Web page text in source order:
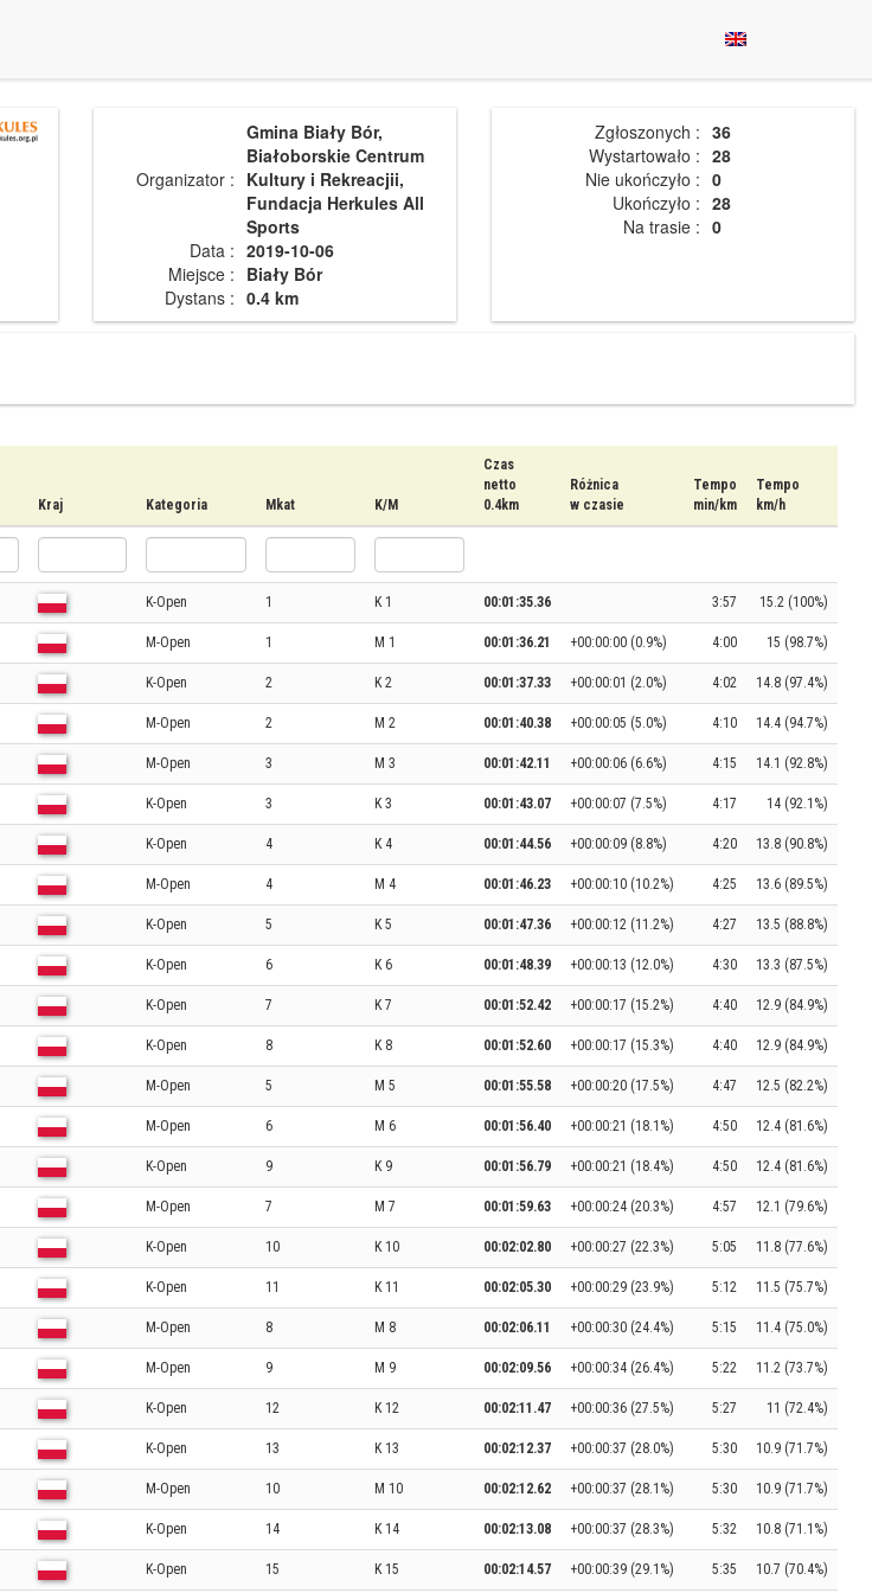
Organizator :
Gmina Biały Bór,
Białoborskie Centrum
Kultury i Rekreacjii,
Fundacja Herkules All
Sports
Data : 2019-10-06
Miejsce : Biały Bór
Dystans : 0.4 km
Zgłoszonych : 36
Wystartowało : 28
Nie ukończyło : 0
Ukończyło : 28
Na trasie : 0
Kraj Kategoria Mkat K/M
Czas
netto
0.4km
Różnica
w czasie
Tempo
min/km
Tempo
km/h
K-Open 1 K 1 00:01:35.36 3:57 15.2 (100%)
M-Open 1 M 1 00:01:36.21 +00:00:00 (0.9%) 4:00 15 (98.7%)
K-Open 2 K 2 00:01:37.33 +00:00:01 (2.0%) 4:02 14.8 (97.4%)
M-Open 2 M 2 00:01:40.38 +00:00:05 (5.0%) 4:10 14.4 (94.7%)
M-Open 3 M 3 00:01:42.11 +00:00:06 (6.6%) 4:15 14.1 (92.8%)
K-Open 3 K 3 00:01:43.07 +00:00:07 (7.5%) 4:17 14 (92.1%)
K-Open 4 K 4 00:01:44.56 +00:00:09 (8.8%) 4:20 13.8 (90.8%)
M-Open 4 M 4 00:01:46.23 +00:00:10 (10.2%) 4:25 13.6 (89.5%)
K-Open 5 K 5 00:01:47.36 +00:00:12 (11.2%) 4:27 13.5 (88.8%)
K-Open 6 K 6 00:01:48.39 +00:00:13 (12.0%) 4:30 13.3 (87.5%)
K-Open 7 K 7 00:01:52.42 +00:00:17 (15.2%) 4:40 12.9 (84.9%)
K-Open 8 K 8 00:01:52.60 +00:00:17 (15.3%) 4:40 12.9 (84.9%)
M-Open 5 M 5 00:01:55.58 +00:00:20 (17.5%) 4:47 12.5 (82.2%)
M-Open 6 M 6 00:01:56.40 +00:00:21 (18.1%) 4:50 12.4 (81.6%)
K-Open 9 K 9 00:01:56.79 +00:00:21 (18.4%) 4:50 12.4 (81.6%)
M-Open 7 M 7 00:01:59.63 +00:00:24 (20.3%) 4:57 12.1 (79.6%)
K-Open 10 K 10 00:02:02.80 +00:00:27 (22.3%) 5:05 11.8 (77.6%)
K-Open 11 K 11 00:02:05.30 +00:00:29 (23.9%) 5:12 11.5 (75.7%)
M-Open 8 M 8 00:02:06.11 +00:00:30 (24.4%) 5:15 11.4 (75.0%)
M-Open 9 M 9 00:02:09.56 +00:00:34 (26.4%) 5:22 11.2 (73.7%)
K-Open 12 K 12 00:02:11.47 +00:00:36 (27.5%) 5:27 11 (72.4%)
K-Open 13 K 13 00:02:12.37 +00:00:37 (28.0%) 5:30 10.9 (71.7%)
M-Open 10 M 10 00:02:12.62 +00:00:37 (28.1%) 5:30 10.9 (71.7%)
K-Open 14 K 14 00:02:13.08 +00:00:37 (28.3%) 5:32 10.8 (71.1%)
K-Open 15 K 15 00:02:14.57 +00:00:39 (29.1%) 5:35 10.7 (70.4%)